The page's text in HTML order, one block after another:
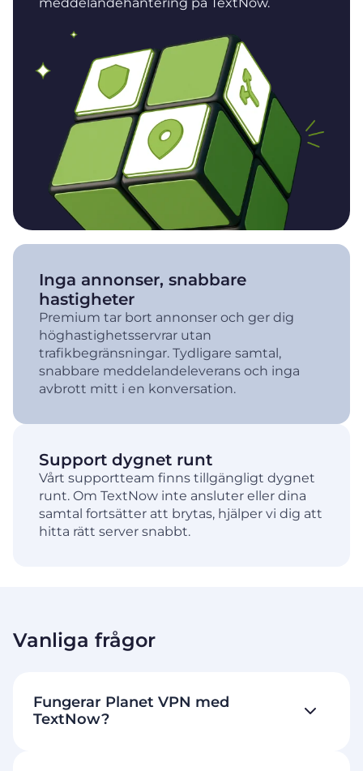
Inga annonser, snabbare
hastigheter
Premium tar bort annonser och ger dig
höghastighetsservrar utan
trafikbegränsningar. Tydligare samtal,
snabbare meddelandeleverans och inga
avbrott mitt i en konversation.
Support dygnet runt
Vårt supportteam finns tillgängligt dygnet
runt. Om TextNow inte ansluter eller dina
samtal fortsätter att brytas, hjälper vi dig att
hitta rätt server snabbt.
Vanliga frågor
Fungerar Planet VPN med
TextNow?